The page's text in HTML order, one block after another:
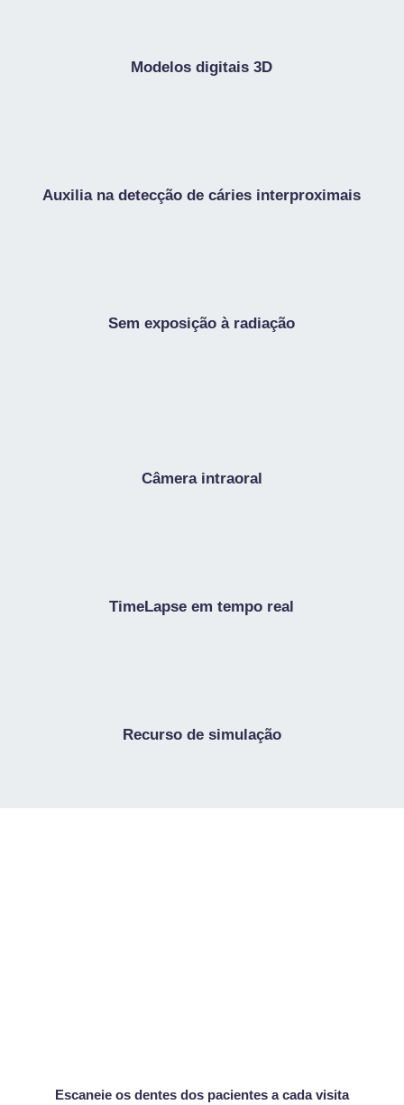
Modelos digitais 3D
Auxilia na detecção de cáries interproximais
Sem exposição à radiação
Câmera intraoral
TimeLapse em tempo real
Recurso de simulação
Escaneie os dentes dos pacientes a cada visita